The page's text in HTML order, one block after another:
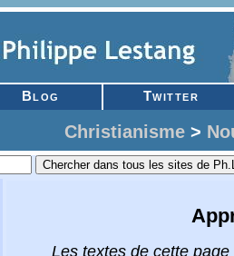
Blog Twitter
Christianisme >
Les textes de cette